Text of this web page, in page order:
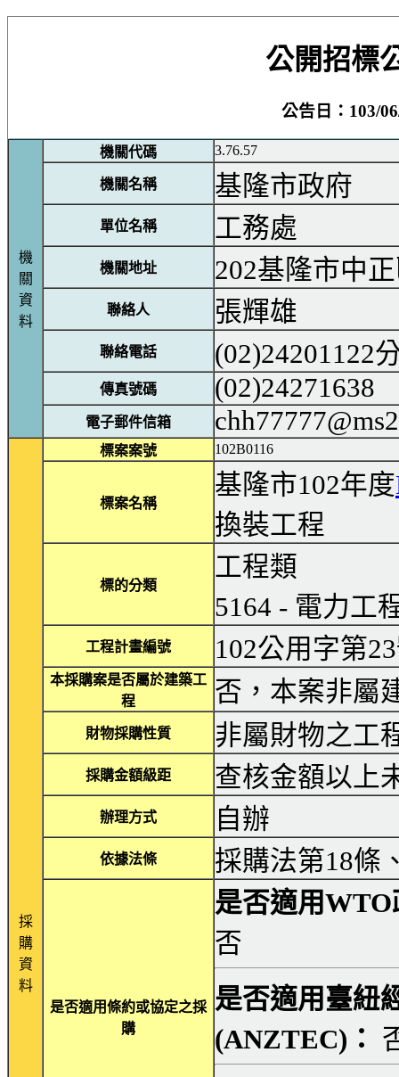
公開招標
公告日：103/
機
關
資
料
機關代碼 3.76.57
機關名稱 基隆市政府
單位名稱 工務處
機關地址 202基隆市中
聯絡人 張輝雄
聯絡電話 (02)24201122
傳真號碼 (02)24271638
電子郵件信箱
採
購
資
料
標案案號 102B0116
標案名稱
基隆市102年度
換裝工程
標的分類
工程類
5164 - 電力工
工程計畫編號 102公用字第
本採購案是否屬於建築工
程
否，本案非屬
財物採購性質 非屬財物之工
採購金額級距 查核金額以上
辦理方式 自辦
依據法條 採購法第18條
是否適用條約或協定之採
購
是否適用
否
是否適用臺紐
(ANZTEC)：